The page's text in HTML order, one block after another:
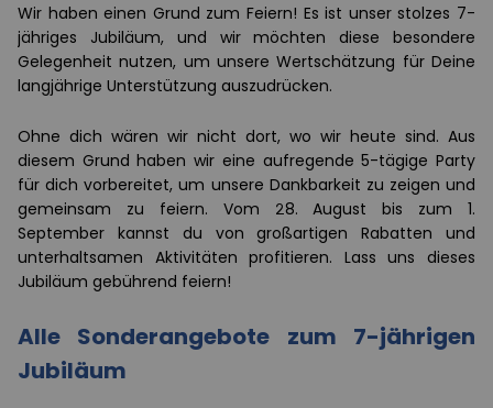
Wir haben einen Grund zum Feiern! Es ist unser stolzes 7-
jähriges Jubiläum, und wir möchten diese besondere
Gelegenheit nutzen, um unsere Wertschätzung für Deine
langjährige Unterstützung auszudrücken.
Ohne dich wären wir nicht dort, wo wir heute sind. Aus
diesem Grund haben wir eine aufregende 5-tägige Party
für dich vorbereitet, um unsere Dankbarkeit zu zeigen und
gemeinsam zu feiern. Vom 28. August bis zum 1.
September kannst du von großartigen Rabatten und
unterhaltsamen Aktivitäten profitieren. Lass uns dieses
Jubiläum gebührend feiern!
Alle Sonderangebote zum 7-jährigen
Jubiläum